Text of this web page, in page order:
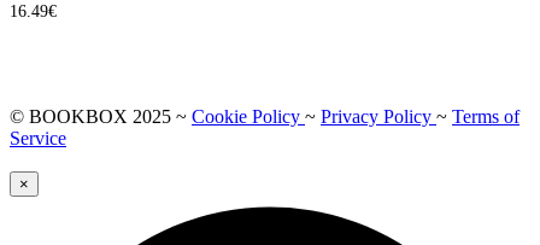
16.49€
© BOOKBOX 2025 ~ Cookie Policy ~ Privacy Policy ~ Terms of
Service
×